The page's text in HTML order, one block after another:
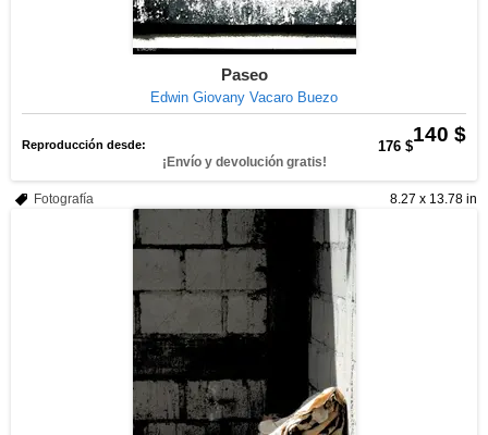
Paseo
Edwin Giovany Vacaro Buezo
140 $
Reproducción desde: 176 $
¡Envío y devolución gratis!
8.27 x 13.78 in
Fotografía